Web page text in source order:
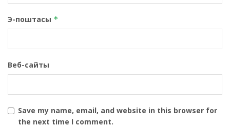
Э-поштасы *
Веб-сайты
Save my name, email, and website in this browser for
the next time I comment.